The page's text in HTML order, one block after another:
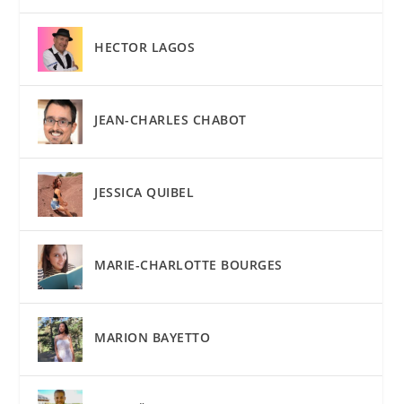
HECTOR LAGOS
JEAN-CHARLES CHABOT
JESSICA QUIBEL
MARIE-CHARLOTTE BOURGES
MARION BAYETTO